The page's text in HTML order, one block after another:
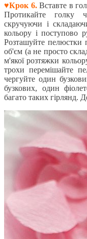
♥Крок 6.Вставте в
Протикайте голку
скручуючи і
кольору і поступово
Розташуйте пелюстки
об'єм (а не просто
м'якої розтяжки
трохи перемішайте
чергуйте один
бузкових, один
багато таких гірлянд.